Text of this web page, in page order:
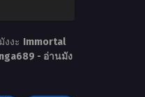
งงะ Immortal
- อ่านมัง